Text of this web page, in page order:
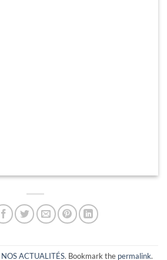
NOS ACTUALITÉS. Bookmark the permalink.